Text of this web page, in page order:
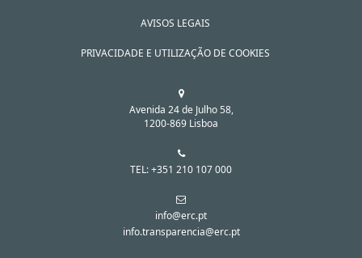
AVISOS LEGAIS
PRIVACIDADE E UTILIZAÇÃO DE COOKIES
Avenida 24 de Julho 58,
1200-869 Lisboa
TEL: +351 210 107 000
info@erc.pt
info.transparencia@erc.pt